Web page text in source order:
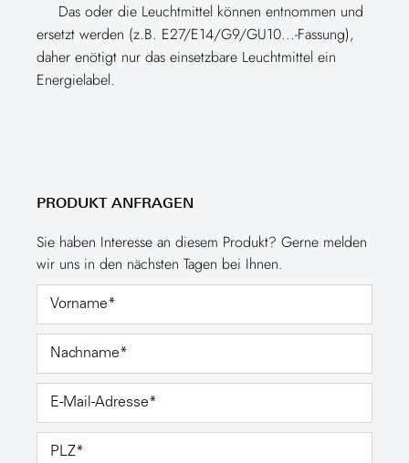
Das oder die Leuchtmittel können entnommen und
ersetzt werden (z.B. E27/E14/G9/GU10...-Fassung),
daher enötigt nur das einsetzbare Leuchtmittel ein
Energielabel.
PRODUKT ANFRAGEN
Sie haben Interesse an diesem Produkt? Gerne melden
wir uns in den nächsten Tagen bei Ihnen.